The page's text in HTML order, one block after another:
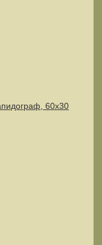
60х30